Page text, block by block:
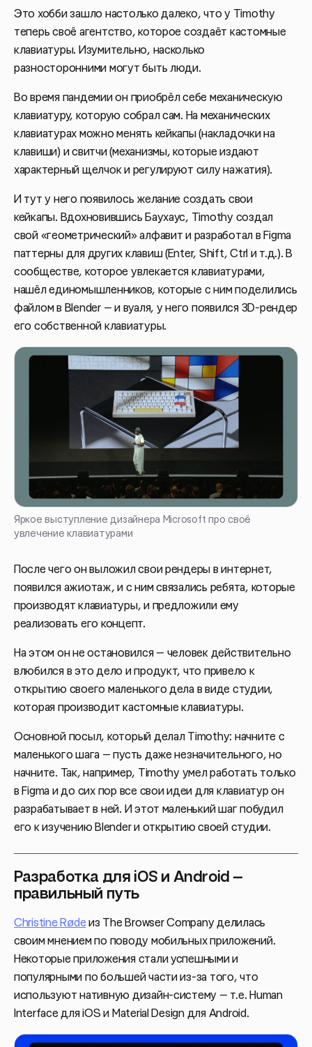
Это хобби зашло настолько далеко, что у Timothy
теперь своё агентство, которое создаёт кастомные
клавиатуры. Изумительно, насколько
разносторонними могут быть люди.
Во время пандемии он приобрёл себе механическую
клавиатуру, которую собрал сам. На механических
клавиатурах можно менять кейкапы (накладочки на
клавиши) и свитчи (механизмы, которые издают
характерный щелчок и регулируют силу нажатия).
И тут у него появилось желание создать свои
кейкапы. Вдохновившись Баухаус, Timothy создал
свой «геометрический» алфавит и разработал в Figma
паттерны для других клавиш (Enter, Shift, Ctrl и т.д.). В
сообществе, которое увлекается клавиатурами,
нашёл единомышленников, которые с ним поделились
файлом в Blender — и вуаля, у него появился 3D-рендер
его собственной клавиатуры.
Яркое выступление дизайнера Microsoft про своё
увлечение клавиатурами
После чего он выложил свои рендеры в интернет,
появился ажиотаж, и с ним связались ребята, которые
производят клавиатуры, и предложили ему
реализовать его концепт.
На этом он не остановился — человек действительно
влюбился в это дело и продукт, что привело к
открытию своего маленького дела в виде студии,
которая производит кастомные клавиатуры.
Основной посыл, который делал Timothy: начните с
маленького шага — пусть даже незначительного, но
начните. Так, например, Timothy умел работать только
в Figma и до сих пор все свои идеи для клавиатур он
разрабатывает в ней. И этот маленький шаг побудил
его к изучению Blender и открытию своей студии.
Разработка для iOS и Android —
правильный путь
Christine Røde из The Browser Company делилась
своим мнением по поводу мобильных приложений.
Некоторые приложения стали успешными и
популярными по большей части из-за того, что
используют нативную дизайн-систему — т.е. Human
Interface для iOS и Material Design для Android.